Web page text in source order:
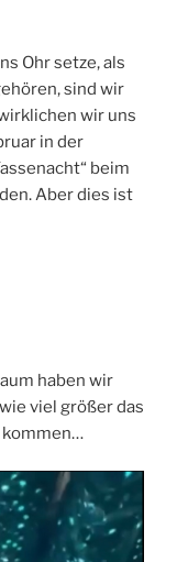
Ohr setze, als
sind wir
wir uns
in der
beim
Aber dies ist
haben wir
viel größer das
kommen…